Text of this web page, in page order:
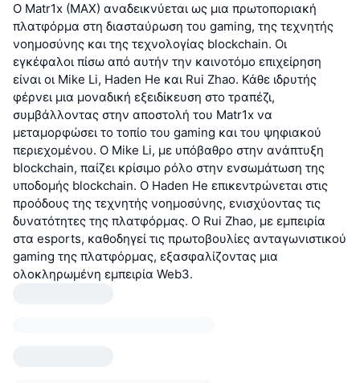
Ο Matr1x (MAX) αναδεικνύεται ως μια πρωτοποριακή
πλατφόρμα στη διασταύρωση του gaming, της τεχνητής
νοημοσύνης και της τεχνολογίας blockchain. Οι
εγκέφαλοι πίσω από αυτήν την καινοτόμο επιχείρηση
είναι οι Mike Li, Haden He και Rui Zhao. Κάθε ιδρυτής
φέρνει μια μοναδική εξειδίκευση στο τραπέζι,
συμβάλλοντας στην αποστολή του Matr1x να
μεταμορφώσει το τοπίο του gaming και του ψηφιακού
περιεχομένου. Ο Mike Li, με υπόβαθρο στην ανάπτυξη
blockchain, παίζει κρίσιμο ρόλο στην ενσωμάτωση της
υποδομής blockchain. Ο Haden He επικεντρώνεται στις
προόδους της τεχνητής νοημοσύνης, ενισχύοντας τις
δυνατότητες της πλατφόρμας. Ο Rui Zhao, με εμπειρία
στα esports, καθοδηγεί τις πρωτοβουλίες ανταγωνιστικού
gaming της πλατφόρμας, εξασφαλίζοντας μια
ολοκληρωμένη εμπειρία Web3.